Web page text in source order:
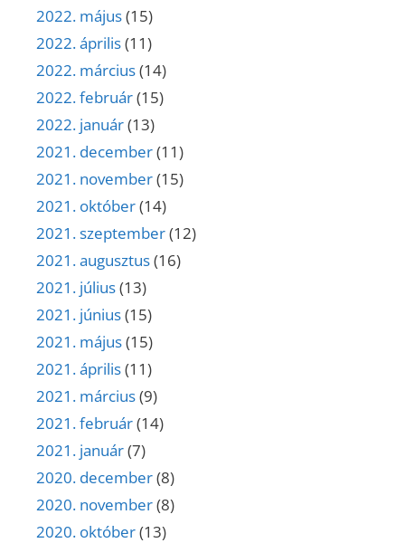
2022. május(15)
2022. április(11)
2022. március(14)
2022. február(15)
2022. január(13)
2021. december(11)
2021. november(15)
2021. október(14)
2021. szeptember(12)
2021. augusztus(16)
2021. július(13)
2021. június(15)
2021. május(15)
2021. április(11)
2021. március(9)
2021. február(14)
2021. január(7)
2020. december(8)
2020. november(8)
2020. október(13)